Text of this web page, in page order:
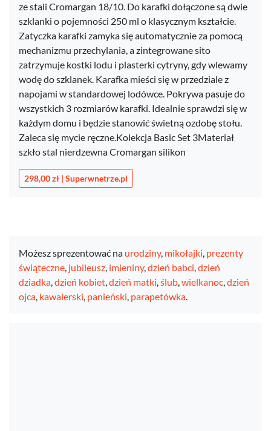
ze stali Cromargan 18/10. Do karafki dołączone są dwie
szklanki o pojemności 250 ml o klasycznym kształcie.
Zatyczka karafki zamyka się automatycznie za pomocą
mechanizmu przechylania, a zintegrowane sito
zatrzymuje kostki lodu i plasterki cytryny, gdy wlewamy
wodę do szklanek. Karafka mieści się w przedziale z
napojami w standardowej lodówce. Pokrywa pasuje do
wszystkich 3 rozmiarów karafki. Idealnie sprawdzi się w
każdym domu i będzie stanowić świetną ozdobę stołu.
Zaleca się mycie ręczne.Kolekcja Basic Set 3Materiał
szkło stal nierdzewna Cromargan silikon
298,00 zł | Superwnetrze.pl
Możesz sprezentować na urodziny, mikołajki, prezenty
świąteczne, jubileusz, imieniny,dzień babci,dzień
dziadka,dzień kobiet,dzień matki,ślub,wielkanoc,dzień
ojca, kawalerski, panieński, parapetówka.